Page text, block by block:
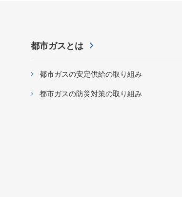
都市ガスとは
都市ガスの安定供給の取り組み
都市ガスの防災対策の取り組み